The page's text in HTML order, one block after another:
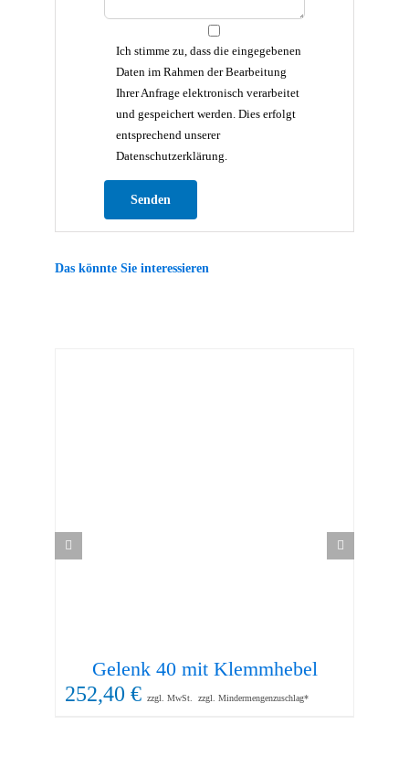
Ich stimme zu, dass die eingegebenen
Daten im Rahmen der Bearbeitung
Ihrer Anfrage elektronisch verarbeitet
und gespeichert werden. Dies erfolgt
entsprechend unserer
Datenschutzerklärung.
Das könnte Sie interessieren
Gelenk 40 mit Klemmhebel
252,40 € zzgl. MwSt. zzgl. Mindermengenzuschlag*